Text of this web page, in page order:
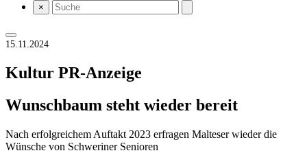
×
15.11.2024
Kultur PR-Anzeige
Wunschbaum steht wieder bereit
Nach erfolgreichem Auftakt 2023 erfragen Malteser wieder die
Wünsche von Schweriner Senioren